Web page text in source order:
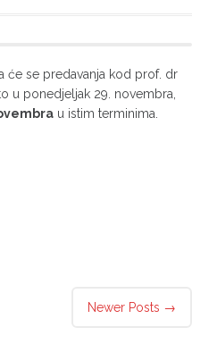
će se predavanja kod prof. dr
u ponedjeljak 29. novembra,
u istim terminima.
Newer Posts →